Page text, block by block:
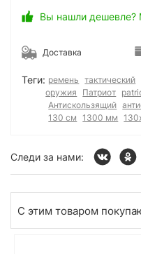
Вы нашли дешевле?
Доставка
Теги: ремень тактический
оружия
Патриот
Антискользящий
130 см
1300 мм
Следи за нами:
С этим товаром